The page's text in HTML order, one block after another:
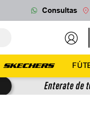
Consultas